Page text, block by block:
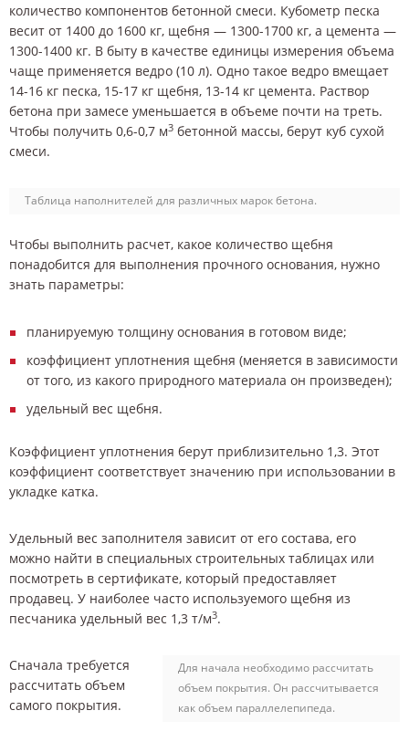
количество компонентов бетонной смеси. Кубометр песка
весит от 1400 до 1600 кг, щебня — 1300-1700 кг, а цемента —
1300-1400 кг. В быту в качестве единицы измерения объема
чаще применяется ведро (10 л). Одно такое ведро вмещает
14-16 кг песка, 15-17 кг щебня, 13-14 кг цемента. Раствор
бетона при замесе уменьшается в объеме почти на треть.
Чтобы получить 0,6-0,7 м3 бетонной массы, берут куб сухой
смеси.
Таблица наполнителей для различных марок бетона.
Чтобы выполнить расчет, какое количество щебня
понадобится для выполнения прочного основания, нужно
знать параметры:
планируемую толщину основания в готовом виде;
коэффициент уплотнения щебня (меняется в зависимости
от того, из какого природного материала он произведен);
удельный вес щебня.
Коэффициент уплотнения берут приблизительно 1,3. Этот
коэффициент соответствует значению при использовании в
укладке катка.
Удельный вес заполнителя зависит от его состава, его
можно найти в специальных строительных таблицах или
посмотреть в сертификате, который предоставляет
продавец. У наиболее часто используемого щебня из
песчаника удельный вес 1,3 т/м3.
Для начала необходимо рассчитать
объем покрытия. Он рассчитывается
как объем параллелепипеда.
Сначала требуется
рассчитать объем
самого покрытия.